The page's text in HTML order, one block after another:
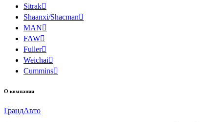
Sitrak
Shaanxi/Shacman
MAN
FAW
Fuller
Weichai
Cummins
О компании
ГрандАвто